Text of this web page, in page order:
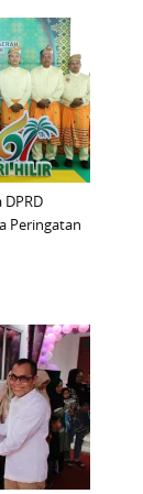
Peringatan